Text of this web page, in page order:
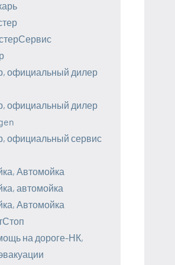
официальный дилер
официальный дилер
официальный сервис
Автомойка
автомойка
Автомойка
на дороге-НК,